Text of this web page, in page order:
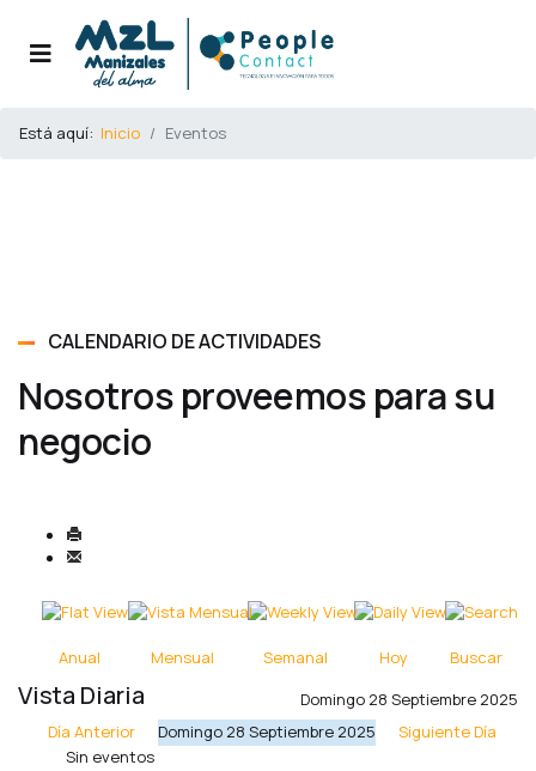
Está aquí: Inicio Eventos
CALENDARIO DE ACTIVIDADES
Nosotros proveemos para su
negocio
Anual Mensual Semanal Hoy Buscar
Vista Diaria
Domingo 28 Septiembre 2025
Día Anterior
Domingo 28 Septiembre 2025
Siguiente Día
Sin eventos